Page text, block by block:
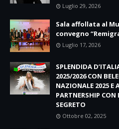
Luglio 29, 2026
Sala affollata al
convegno
Luglio 17, 2026
SPLENDIDA
2025/2026 CON
NAZIONALE 2025 E
PARTNERSHIP
SEGRETO
Ottobre 02, 2025